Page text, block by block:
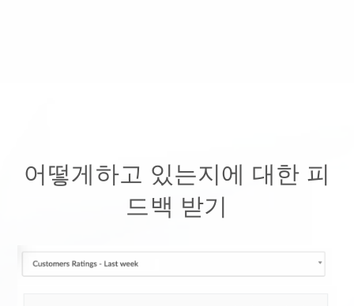
어떻게하고 있는지에 대한 피
드백 받기